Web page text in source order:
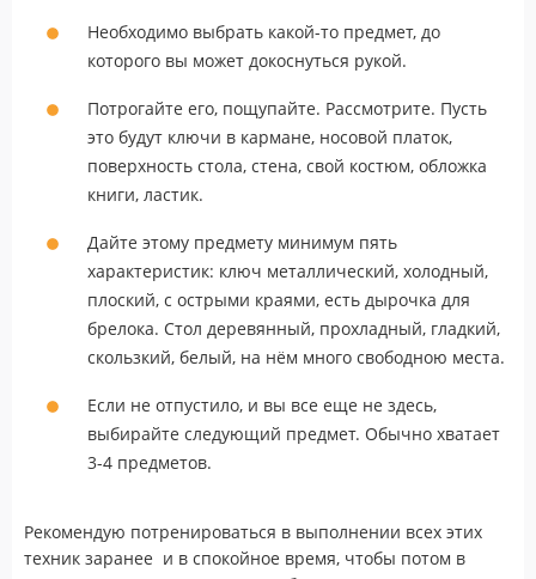
Необходимо выбрать какой-то предмет, до
которого вы может докоснуться рукой.
Потрогайте его, пощупайте. Рассмотрите. Пусть
это будут ключи в кармане, носовой платок,
поверхность стола, стена, свой костюм, обложка
книги, ластик.
Дайте этому предмету минимум пять
характеристик: ключ металлический, холодный,
плоский, с острыми краями, есть дырочка для
брелока. Стол деревянный, прохладный, гладкий,
скользкий, белый, на нём много свободною места.
Если не отпустило, и вы все еще не здесь,
выбирайте следующий предмет. Обычно хватает
3-4 предметов.
Рекомендую потренироваться в выполнении всех этих
техник заранее и в спокойное время, чтобы потом в